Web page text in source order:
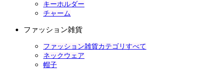
キーホルダー
チャーム
ファッション雑貨
ファッション雑貨カテゴリすべて
ネックウェア
帽子